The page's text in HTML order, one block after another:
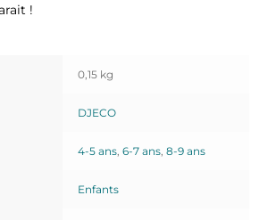
!
0,15 kg
DJECO
4-5 ans, 6-7 ans, 8-9 ans
Enfants